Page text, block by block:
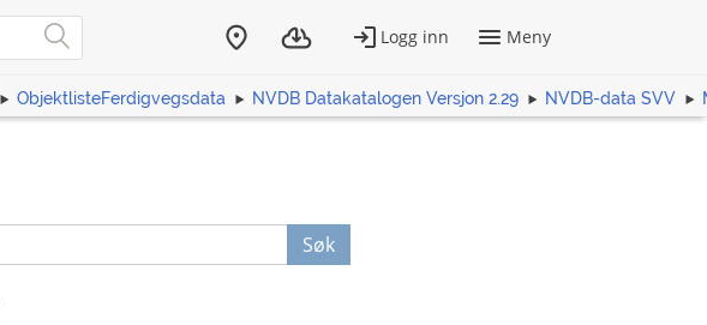
ObjektlisteFerdigvegsdata NVDB Datakatalogen Versjon 2.29 NVDB-data SVV
Søk